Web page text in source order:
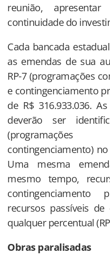
reunião,
continuidade do
Cada bancada
as emendas de sua
RP-7 (programações
e contingenciamento
de R$ 316.933.036.
deverão ser
contingenciamento)
Uma mesma
mesmo tempo,
contingenciamento
recursos passíveis
qualquer percentual
Obras paralisadas